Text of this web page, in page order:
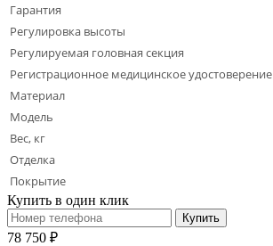
Гарантия
Регулировка высоты
Регулируемая головная секция
Регистрационное медицинское удостоверение
Материал
Модель
Вес, кг
Отделка
Покрытие
Купить в один клик
Купить
78 750 ₽